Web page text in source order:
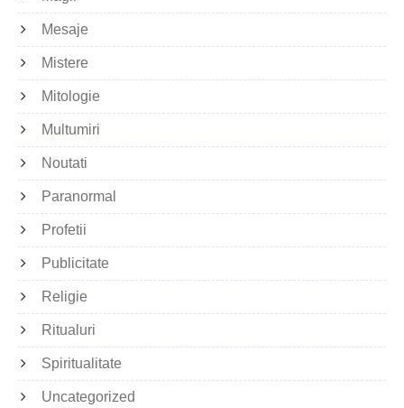
Mesaje
Mistere
Mitologie
Multumiri
Noutati
Paranormal
Profetii
Publicitate
Religie
Ritualuri
Spiritualitate
Uncategorized